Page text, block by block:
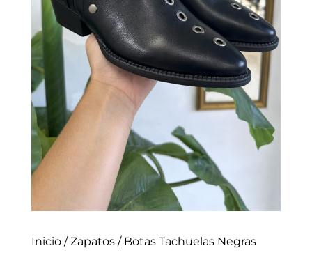
Inicio/Zapatos/ Botas Tachuelas Negras